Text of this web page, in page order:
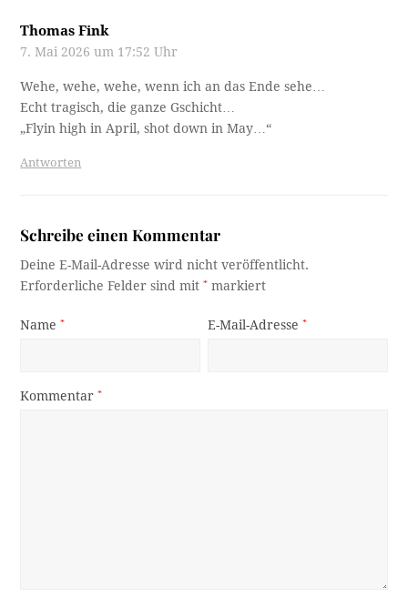
Thomas Fink
7. Mai 2026 um 17:52 Uhr
Wehe, wehe, wehe, wenn ich an das Ende sehe…
Echt tragisch, die ganze Gschicht…
„Flyin high in April, shot down in May…“
Antworten
Schreibe einen Kommentar
Deine E-Mail-Adresse wird nicht veröffentlicht.
Erforderliche Felder sind mit* markiert
Name* E-Mail-Adresse*
Kommentar*